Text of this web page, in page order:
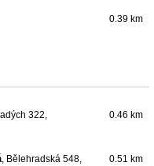
0.39 km
322,
0.46 km
, Bělehradská 548,
0.51 km